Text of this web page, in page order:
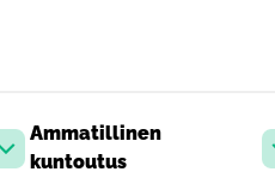
Avaa pudotusvalikko
Ammatillinen
kuntoutus